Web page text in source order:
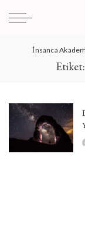
İnsanca
Etiket: